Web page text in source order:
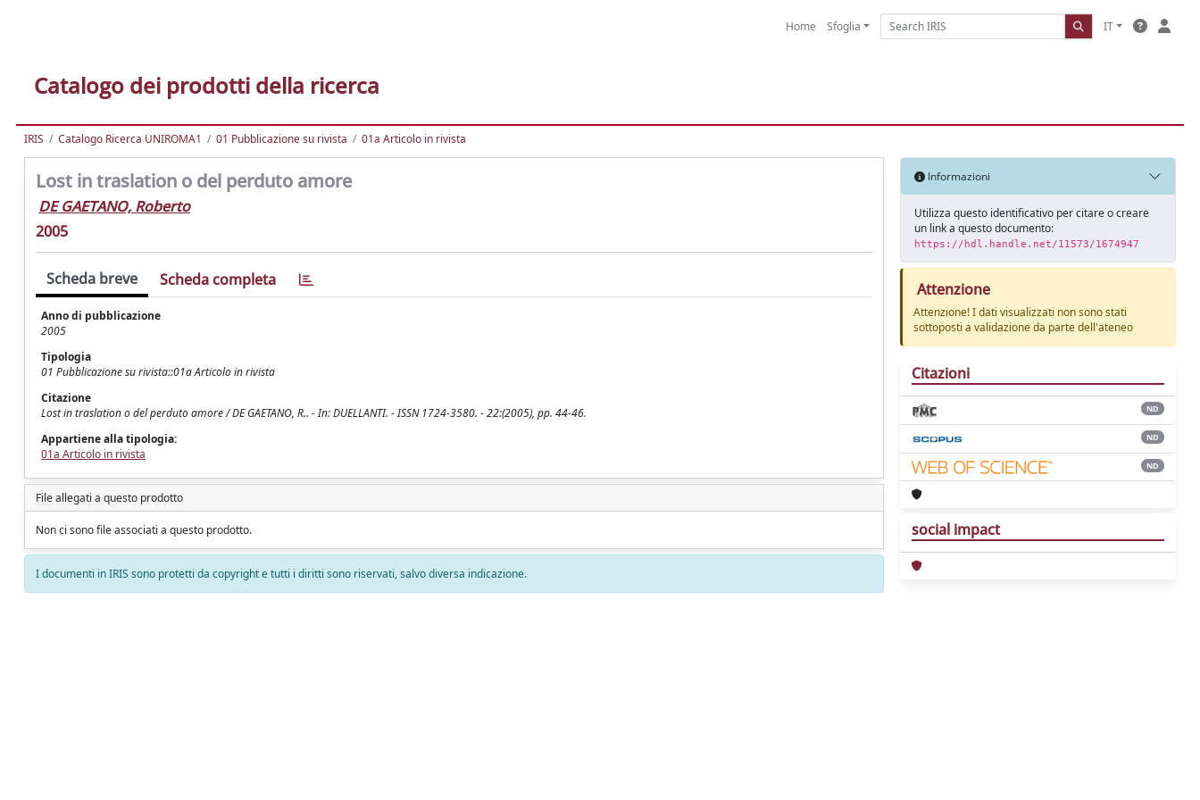
Home Sfoglia IT
Catalogo dei prodotti della ricerca
IRIS Catalogo Ricerca UNIROMA1 01 Pubblicazione su rivista 01a Articolo in rivista
Lost in traslation o del perduto amore
DE GAETANO, Roberto
2005
Scheda breve Scheda completa
Anno di pubblicazione
2005
Tipologia
01 Pubblicazione su rivista::01a Articolo in rivista
Citazione
Lost in traslation o del perduto amore / DE GAETANO, R.. - In: DUELLANTI. - ISSN 1724-3580. - 22:(2005), pp. 44-46.
Appartiene alla tipologia:
01a Articolo in rivista
File allegati a questo prodotto
Non ci sono file associati a questo prodotto.
I documenti in IRIS sono protetti da copyright e tutti i diritti sono riservati, salvo diversa indicazione.
Informazioni
Utilizza questo identificativo per citare o creare
un link a questo documento:
https://hdl.handle.net/11573/1674947
Attenzione
Attenzione! I dati visualizzati non sono stati
sottoposti a validazione da parte dell'ateneo
Citazioni
ND
ND
ND
social impact